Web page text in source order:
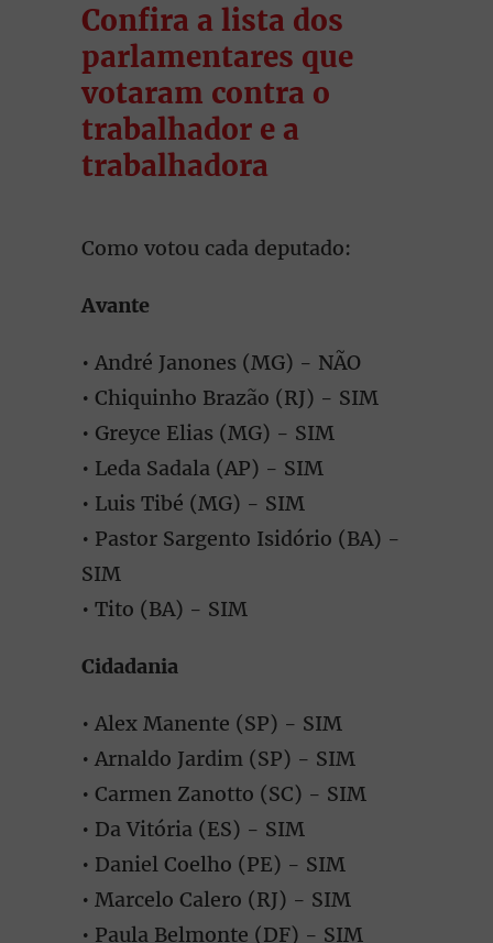
Confira a lista dos
parlamentares que
votaram contra o
trabalhador e a
trabalhadora
Como votou cada deputado:
Avante
• André Janones (MG) - NÃO
• Chiquinho Brazão (RJ) - SIM
• Greyce Elias (MG) - SIM
• Leda Sadala (AP) - SIM
• Luis Tibé (MG) - SIM
• Pastor Sargento Isidório (BA) -
SIM
• Tito (BA) - SIM
Cidadania
• Alex Manente (SP) - SIM
• Arnaldo Jardim (SP) - SIM
• Carmen Zanotto (SC) - SIM
• Da Vitória (ES) - SIM
• Daniel Coelho (PE) - SIM
• Marcelo Calero (RJ) - SIM
• Paula Belmonte (DF) - SIM